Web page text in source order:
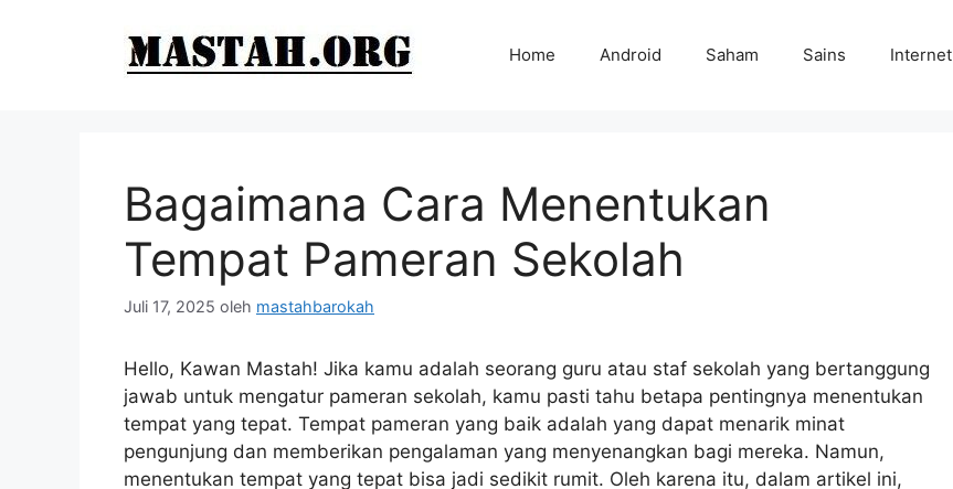
Home Android Saham Sains Internet
Bagaimana Cara Menentukan
Tempat Pameran Sekolah
Juli 17, 2025 oleh mastahbarokah
Hello, Kawan Mastah! Jika kamu adalah seorang guru atau staf sekolah yang bertanggung
jawab untuk mengatur pameran sekolah, kamu pasti tahu betapa pentingnya menentukan
tempat yang tepat. Tempat pameran yang baik adalah yang dapat menarik minat
pengunjung dan memberikan pengalaman yang menyenangkan bagi mereka. Namun,
menentukan tempat yang tepat bisa jadi sedikit rumit. Oleh karena itu, dalam artikel ini,